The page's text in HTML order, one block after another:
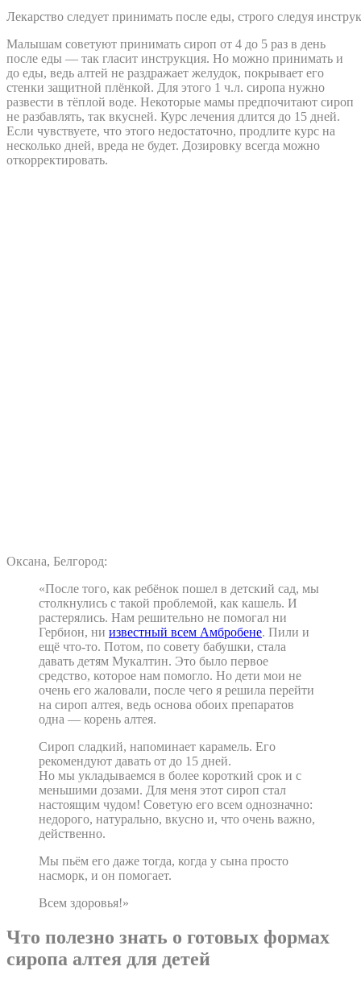
Лекарство следует принимать после еды, строго следуя
Малышам советуют принимать сироп от 4 до 5 раз в день
после еды — так гласит инструкция. Но можно принимать и
до еды, ведь алтей не раздражает желудок, покрывает его
стенки защитной плёнкой. Для этого 1 ч.л. сиропа нужно
развести в тёплой воде. Некоторые мамы предпочитают сироп
не разбавлять, так вкусней. Курс лечения длится до 15 дней.
Если чувствуете, что этого недостаточно, продлите курс на
несколько дней, вреда не будет. Дозировку всегда можно
откорректировать.
Оксана, Белгород:
«После того, как ребёнок пошел в детский сад, мы
столкнулись с такой проблемой, как кашель. И
растерялись. Нам решительно не помогал ни
Гербион, ни известный всем Амбробене. Пили и
ещё что-то. Потом, по совету бабушки, стала
давать детям Мукалтин. Это было первое
средство, которое нам помогло. Но дети мои не
очень его жаловали, после чего я решила перейти
на сироп алтея, ведь основа обоих препаратов
одна — корень алтея.
Сироп сладкий, напоминает карамель. Его
рекомендуют давать от до 15 дней.
Но мы укладываемся в более короткий срок и с
меньшими дозами. Для меня этот сироп стал
настоящим чудом! Советую его всем однозначно:
недорого, натурально, вкусно и, что очень важно,
действенно.
Мы пьём его даже тогда, когда у сына просто
насморк, и он помогает.
Всем здоровья!»
Что полезно знать о готовых формах
сиропа алтея для детей